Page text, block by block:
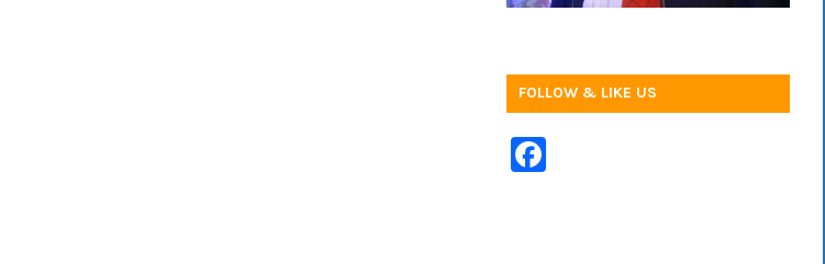
FOLLOW & LIKE US
F